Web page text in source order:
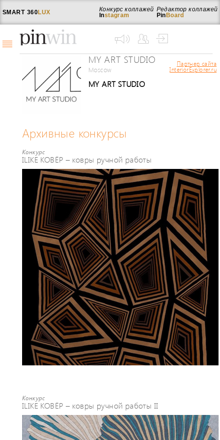
SMART 360LUX
Редактор коллажей
Pin Board
Конкурс коллажей
Instagram
MY ART STUDIO
Moscow
Партнер сайта
InteriorExplorer.ru
MY ART STUDIO
Архивные конкурсы
Конкурс
ILIKE КОВЁР – ковры ручной работы
Конкурс
ILIKE КОВЁР – ковры ручной работы II